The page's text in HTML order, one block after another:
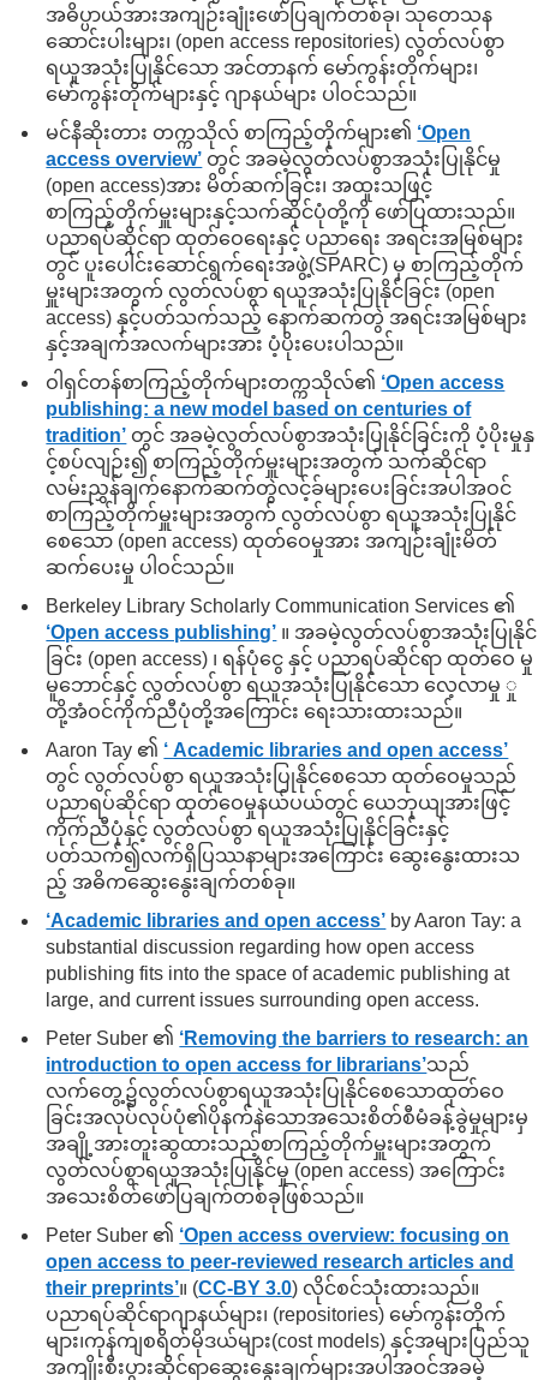
အဓိပ္ပာယ်အားအကျဉ်းချုံးဖော်ပြချက်တစ်ခု၊ သုတေသန
ဆောင်းပါးများ၊ (open access repositories) လွတ်လပ်စွာ
ရယူအသုံးပြုနိုင်သော အင်တာနက် မော်ကွန်းတိုက်များ၊
မော်ကွန်းတိုက်များနှင့် ဂျာနယ်များ ပါဝင်သည်။
မင်နီဆိုးတား တက္ကသိုလ် စာကြည့်တိုက်များ၏ ‘Open
access overview’ တွင် အခမဲ့လွတ်လပ်စွာအသုံးပြုနိုင်မှု
(open access)အား မိတ်ဆက်ခြင်း၊ အထူးသဖြင့်
စာကြည့်တိုက်မှူးများနှင့်သက်ဆိုင်ပုံတို့ကို ဖော်ပြထားသည်။
ပညာရပ်ဆိုင်ရာ ထုတ်ဝေရေးနှင့် ပညာရေး အရင်းအမြစ်များ
တွင် ပူးပေါင်းဆောင်ရွက်ရေးအဖွဲ့(SPARC) မှ စာကြည့်တိုက်
မှူးများအတွက် လွတ်လပ်စွာ ရယူအသုံးပြုနိုင်ခြင်း (open
access) နှင့်ပတ်သက်သည့် နောက်ဆက်တွဲ အရင်းအမြစ်များ
နှင့်အချက်အလက်များအား ပံ့ပိုးပေးပါသည်။
ဝါရှင်တန်စာကြည့်တိုက်များတက္ကသိုလ်၏ ‘Open access
publishing: a new model based on centuries of
tradition’ တွင် အခမဲ့လွတ်လပ်စွာအသုံးပြုနိုင်ခြင်းကို ပံ့ပိုးမှုနှ
င့်စပ်လျဉ်း၍ စာကြည့်တိုက်မှူးများအတွက် သက်ဆိုင်ရာ
လမ်းညွှန်ချက်နောက်ဆက်တွဲလင့်ခ်များပေးခြင်းအပါအဝင်
စာကြည့်တိုက်မှူးများအတွက် လွတ်လပ်စွာ ရယူအသုံးပြုနိုင်
စေသော (open access) ထုတ်ဝေမှုအား အကျဉ်းချုံးမိတ်
ဆက်ပေးမှု ပါဝင်သည်။
Berkeley Library Scholarly Communication Services ၏
‘Open access publishing’ ။ အခမဲ့လွတ်လပ်စွာအသုံးပြုနိုင်
ခြင်း (open access) ၊ ရန်ပုံငွေ နှင့် ပညာရပ်ဆိုင်ရာ ထုတ်ဝေ မှု
မူဘောင်နှင့် လွတ်လပ်စွာ ရယူအသုံးပြုနိုင်သော လေ့လာမှု ှု
တို့အံဝင်ကိုက်ညီပုံတို့အကြောင်း ရေးသားထားသည်။
Aaron Tay ၏ ‘ Academic libraries and open access’
တွင် လွတ်လပ်စွာ ရယူအသုံးပြုနိုင်စေသော ထုတ်ဝေမှုသည်
ပညာရပ်ဆိုင်ရာ ထုတ်ဝေမှုနယ်ပယ်တွင် ယေဘုယျအားဖြင့်
ကိုက်ညီပုံနှင့် လွတ်လပ်စွာ ရယူအသုံးပြုနိုင်ခြင်းနှင့်
ပတ်သက်၍လက်ရှိပြဿနာများအကြောင်း ဆွေးနွေးထားသ
ည့် အဓိကဆွေးနွေးချက်တစ်ခု။
‘Academic libraries and open access’ by Aaron Tay: a
substantial discussion regarding how open access
publishing fits into the space of academic publishing at
large, and current issues surrounding open access.
Peter Suber ၏ ‘Removing the barriers to research: an
introduction to open access for librarians’သည်
လက်တွေ့၌လွတ်လပ်စွာရယူအသုံးပြုနိုင်စေသောထုတ်ဝေ
ခြင်းအလုပ်လုပ်ပုံ၏ပိုနက်နဲသောအသေးစိတ်စီမံခန့်ခွဲမှုများမှ
အချို့အားတူးဆွထားသည့်စာကြည့်တိုက်မှူးများအတွက်
လွတ်လပ်စွာရယူအသုံးပြုနိုင်မှု (open access) အကြောင်း
အသေးစိတ်ဖော်ပြချက်တစ်ခုဖြစ်သည်။
Peter Suber ၏ ‘Open access overview: focusing on
open access to peer-reviewed research articles and
their preprints’။ (CC-BY 3.0) လိုင်စင်သုံးထားသည်။
ပညာရပ်ဆိုင်ရာဂျာနယ်များ၊ (repositories) မော်ကွန်းတိုက်
များ၊ကုန်ကျစရိတ်မိုဒယ်များ(cost models) နှင့်အများပြည်သူ
အကျိုးစီးပွားဆိုင်ရာဆွေးနွေးချက်များအပါအဝင်အခမဲ့